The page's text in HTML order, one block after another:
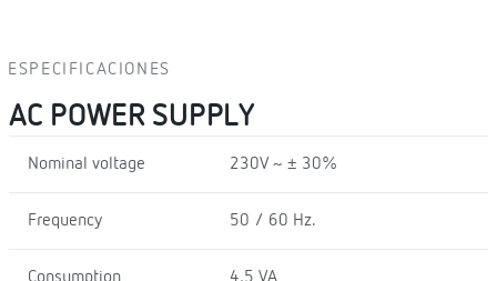
ESPECIFICACIONES
AC POWER SUPPLY
Nominal voltage 230V ~ ± 30%
Frequency 50 / 60 Hz.
Consumption 4,5 VA